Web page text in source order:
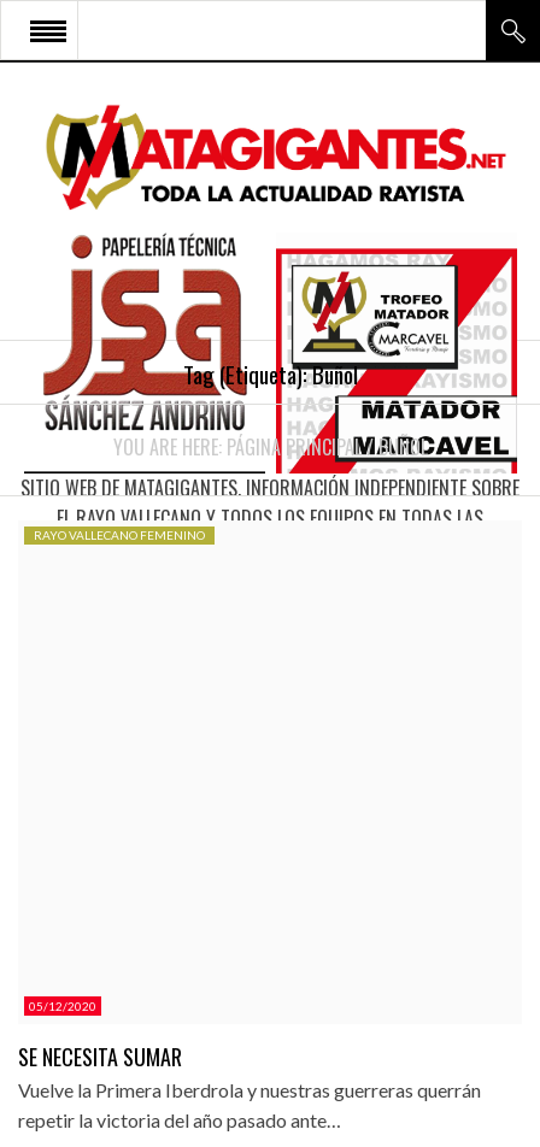
SITIO WEB DE MATAGIGANTES. INFORMACIÓN INDEPENDIENTE SOBRE
EL RAYO VALLECANO Y TODOS LOS EQUIPOS EN TODAS LAS
INICIO
RAYO VALLECANO
CANTERA Y ESCUELA FRV
RAYO FÉMINAS
MULTIMEDIA
FIRMAS
CONTACTO
Tag (Etiqueta):Buñol
YOU ARE HERE: PÁGINA PRINCIPAL/BUÑOL
05/12/2020
RAYO VALLECANO FEMENINO
SE NECESITA SUMAR
Vuelve la Primera Iberdrola y nuestras guerreras querrán
repetir la victoria del año pasado ante…